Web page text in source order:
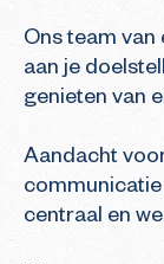
Ons team van
aan je
genieten van
Aandacht
centraal en